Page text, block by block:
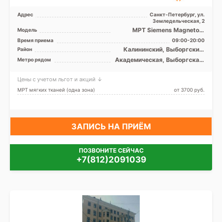
Адрес
Санкт-Петербург, ул.
Земледельческая, 2
Модель
МРТ Siemens Magnetom
Espree 1.5T закрытый тип,
УЗИ
Время приема
09:00-20:00
Район
Калининский, Выборгский,
Красногвардейский,
Петроградский, Приморский
Метро рядом
Академическая, Выборгская,
Площадь Ленина, Площадь
Мужества, Политехническая,
Цены с учетом льгот и акций ↓
МРТ мягких тканей (одна зона) от 3700 pуб.
ЗАПИСЬ НА ПРИЁМ
ПОЗВОНИТЕ СЕЙЧАС
+7(812)2091039